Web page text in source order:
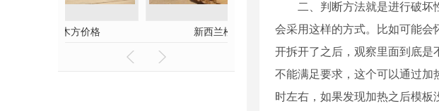
二、判断方法就是进行破
会采用这样的方式。比如可能会
开拆开了之后，观察里面到底是
不能满足要求，这个可以通过
时左右，如果发现加热之后模板